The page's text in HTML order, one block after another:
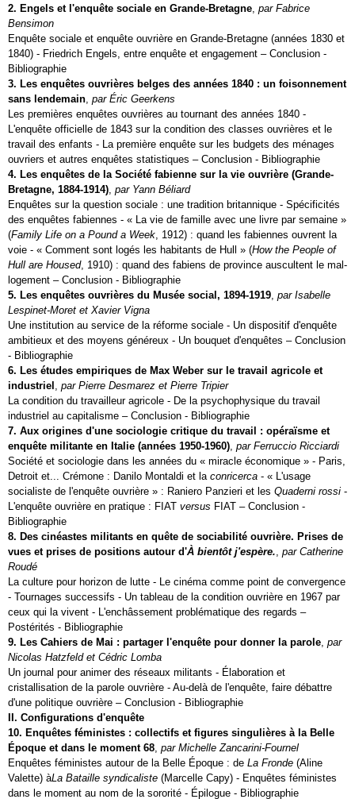
2. Engels et l'enquête sociale en Grande-Bretagne par Fabrice
Bensimon
Enquête sociale et enquête ouvrière en Grande-Bretagne (années 1830 et
1840) - Friedrich Engels, entre enquête et engagement – Conclusion -
Bibliographie
3. Les enquêtes ouvrières belges des années 1840 : un foisonnement
sans lendemain par Éric Geerkens
Les premières enquêtes ouvrières au tournant des années 1840 -
L'enquête officielle de 1843 sur la condition des classes ouvrières et le
travail des enfants - La première enquête sur les budgets des ménages
ouvriers et autres enquêtes statistiques – Conclusion - Bibliographie
4. Les enquêtes de la Société fabienne sur la vie ouvrière (Grande-
Bretagne, 1884‑1914) par Yann Béliard
Enquêtes sur la question sociale : une tradition britannique - Spécificités
des enquêtes fabiennes - « La vie de famille avec une livre par semaine »
(Family Life on a Pound a Week , 1912) : quand les fabiennes ouvrent la
voie - « Comment sont logés les habitants de Hull » (How the People of
Hull are Housed, 1910) : quand des fabiens de province auscultent le mal-
logement – Conclusion - Bibliographie
5. Les enquêtes ouvrières du Musée social, 1894‑1919 par Isabelle
Lespinet-Moret et Xavier Vigna
Une institution au service de la réforme sociale - Un dispositif d'enquête
ambitieux et des moyens généreux - Un bouquet d'enquêtes – Conclusion
- Bibliographie
6. Les études empiriques de Max Weber sur le travail agricole et
industriel par Pierre Desmarez et Pierre Tripier
La condition du travailleur agricole - De la psychophysique du travail
industriel au capitalisme – Conclusion - Bibliographie
7. Aux origines d'une sociologie critique du travail : opéraïsme et
enquête militante en Italie (années 1950‑1960) par Ferruccio Ricciardi
Société et sociologie dans les années du « miracle économique » - Paris,
Detroit et... Crémone : Danilo Montaldi et la conricerca - « L'usage
socialiste de l'enquête ouvrière » : Raniero Panzieri et les Quaderni rossi -
L'enquête ouvrière en pratique : FIAT versus FIAT – Conclusion -
Bibliographie
8. Des cinéastes militants en quête de sociabilité ouvrière. Prises de
vues et prises de positions autour d'À bientôt j'espère. par Catherine
Roudé
La culture pour horizon de lutte - Le cinéma comme point de convergence
- Tournages successifs - Un tableau de la condition ouvrière en 1967 par
ceux qui la vivent - L'enchâssement problématique des regards –
Postérités - Bibliographie
9. Les Cahiers de Mai : partager l'enquête pour donner la parole par
Nicolas Hatzfeld et Cédric Lomba
Un journal pour animer des réseaux militants - Élaboration et
cristallisation de la parole ouvrière - Au-delà de l'enquête, faire débattre
d'une politique ouvrière – Conclusion - Bibliographie
II. Configurations d'enquête
10. Enquêtes féministes : collectifs et figures singulières à la Belle
Époque et dans le moment 68 par Michelle Zancarini-Fournel
Enquêtes féministes autour de la Belle Époque : de La Fronde (Aline
Valette) àLa Bataille syndicaliste (Marcelle Capy) - Enquêtes féministes
dans le moment au nom de la sororité - Épilogue - Bibliographie